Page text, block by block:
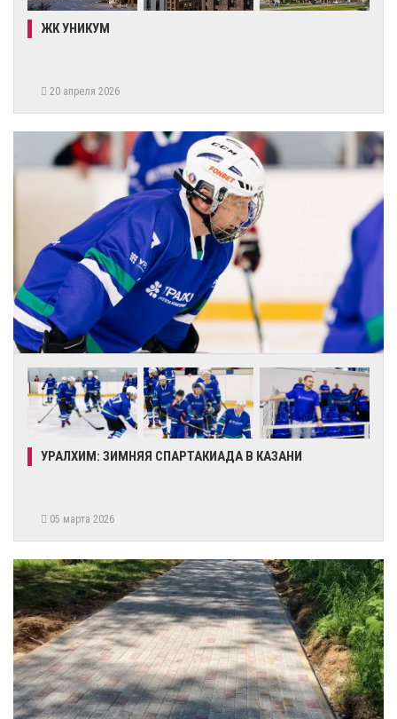
ЖК УНИКУМ
20 апреля 2026
УРАЛХИМ: ЗИМНЯЯ СПАРТАКИАДА В КАЗАНИ
05 марта 2026